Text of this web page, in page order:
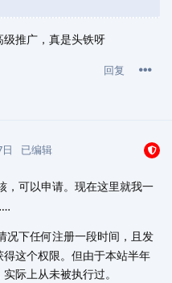
推广，真是头铁呀
回复
已编辑
，可以申请。现在这里就我一
况下任何注册一段时间，且发
这个权限。但由于本站半年
际上从未被执行过。